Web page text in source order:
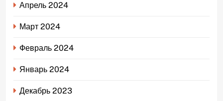
Апрель 2024
Март 2024
Февраль 2024
Январь 2024
Декабрь 2023